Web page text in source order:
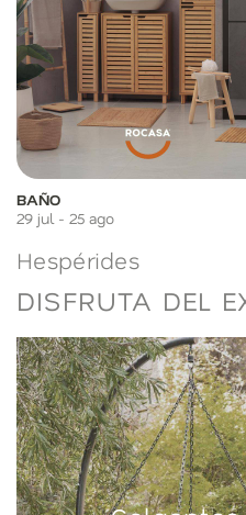
BAÑO
29 jul - 25 ago
Hespérides
DISFRUTA DEL